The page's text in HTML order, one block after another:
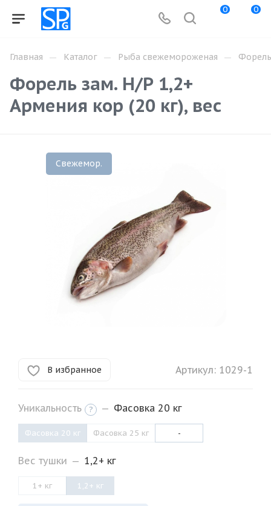
0 0
Главная — Каталог — Рыба свежемороженая — Форель
Форель зам. Н/Р 1,2+
Армения кор (20 кг), вес
Свежемор.
В избранное Артикул: 1029-1
Уникальность ? — Фасовка 20 кг
Фасовка 20 кг Фасовка 25 кг -
Вес тушки — 1,2+ кг
1+ кг 1,2+ кг